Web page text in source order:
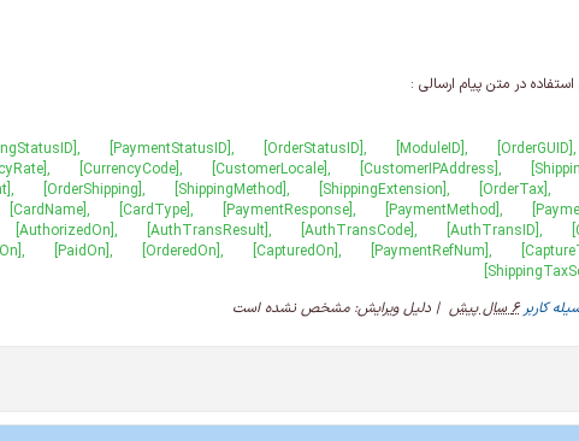
در متن پیام ارسالی :
کاربر 6 سال پیش | دلیل ویرایش: مشخص نشده است